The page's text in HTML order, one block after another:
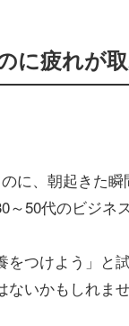
に疲れが
に、朝起きた
～50代のビジネ
をつけよう」
いかもしれま